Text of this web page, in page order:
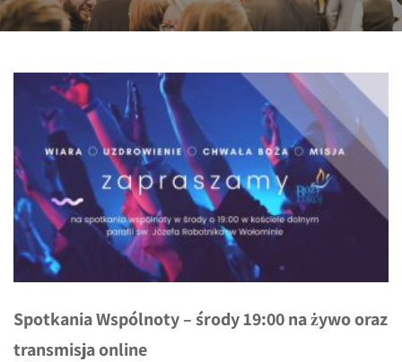
Spotkania Wspólnoty – środy 19:00 na żywo oraz
transmisja online